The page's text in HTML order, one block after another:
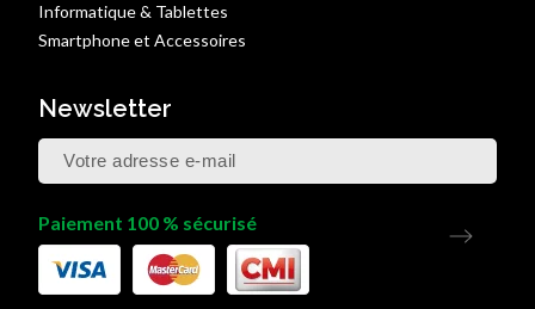
Informatique & Tablettes
Smartphone et Accessoires
Newsletter
Paiement 100 % sécurisé